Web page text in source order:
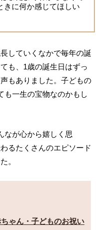
きに何か感じてほしい
していくなかで毎年の誕
も、1歳の誕生日はずっ
もありました。子どもの
も一生の宝物なのかもし
なが心から嬉しく思
るたくさんのエピソード
。
ゃん・子どものお祝い